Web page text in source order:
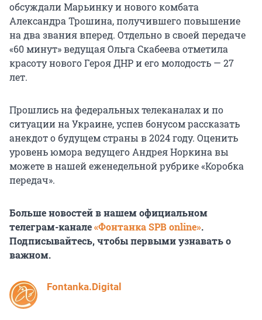
обсуждали Марьинку и нового комбата
Александра Трошина, получившего повышение
на два звания вперед. Отдельно в своей передаче
«60 минут» ведущая Ольга Скабеева отметила
красоту нового Героя ДНР и его молодость — 27
лет.
Прошлись на федеральных телеканалах и по
ситуации на Украине, успев бонусом рассказать
анекдот о будущем страны в 2024 году. Оценить
уровень юмора ведущего Андрея Норкина вы
можете в нашей еженедельной рубрике «Коробка
передач».
Больше новостей в нашем официальном
телеграм-канале«Фонтанка SPB online».
Подписывайтесь, чтобы первыми узнавать о
важном.
Fontanka.Digital